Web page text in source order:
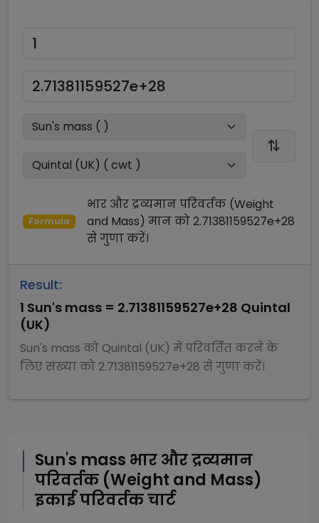
Formula
भार और द्रव्यमान परिवर्तक (Weight
and Mass) मान को2.71381159527e+28
सेगुणाकरें।
Result:
1 Sun's mass = 2.71381159527e+28 Quintal
(UK)
Sun's mass को Quintal (UK) में परिवर्तित करने के
लिए संख्या को 2.71381159527e+28 सेगुणाकरें।
Sun's mass भार और द्रव्यमान
परिवर्तक (Weight and Mass)
इकाई परिवर्तक चार्ट